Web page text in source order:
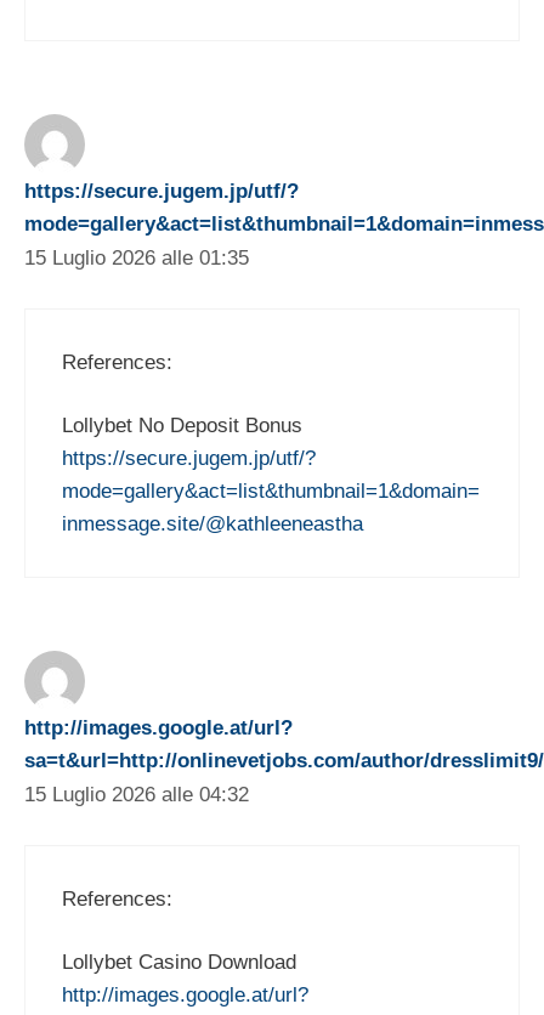
https://secure.jugem.jp/utf/?
15 Luglio 2026 alle 01:35
References:
Lollybet No Deposit Bonus
https://secure.jugem.jp/utf/?
mode=gallery&act=list&thumbnail=1&domain=
inmessage.site/@kathleeneastha
http://images.google.at/url?
sa=t&url=http://onlinevetjobs.com/author/dresslimit9/
15 Luglio 2026 alle 04:32
References:
Lollybet Casino Download
http://images.google.at/url?